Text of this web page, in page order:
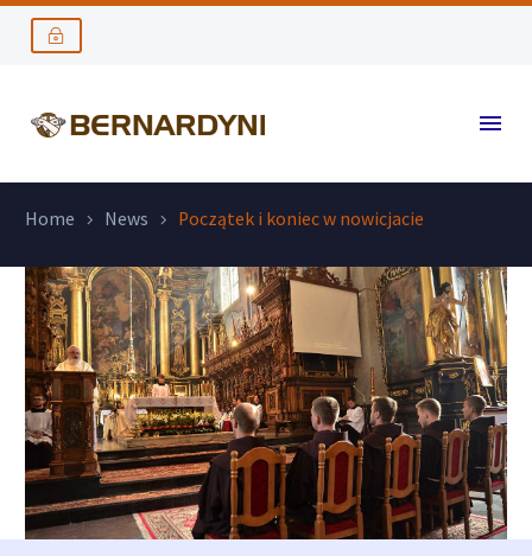
Home News Początek i koniec w nowicjacie